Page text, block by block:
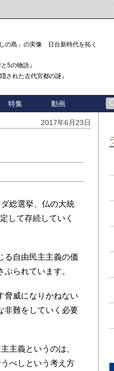
の島」の実像 日台新時代を拓く「3
5の物語』
された古代宮都の謎』
特集 動画
2017年6月23日
総選挙、仏の大統
して存続していく
る自由民主主義の価
られています。
脅威になりかねない
非難をしていく必要
主義というのは、
べしという考え方